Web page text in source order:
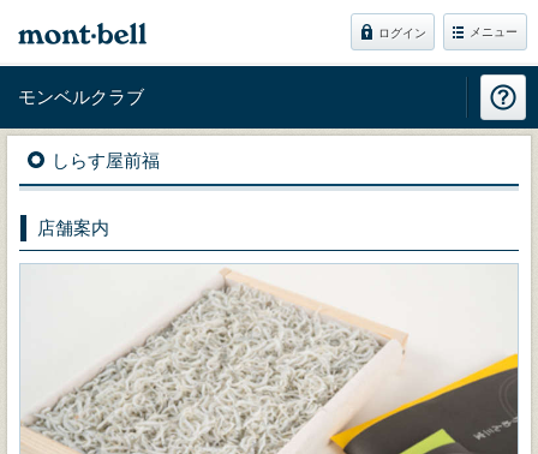
ログイン メニュー
モンベルクラブ
しらす屋前福
店舗案内